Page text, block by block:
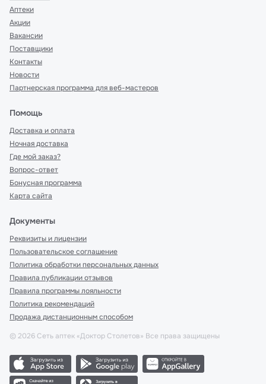
Аптеки
Акции
Вакансии
Поставщики
Контакты
Новости
Партнерская программа для веб-мастеров
Помощь
Доставка и оплата
Ночная доставка
Где мой заказ?
Вопрос-ответ
Бонусная программа
Карта сайта
Документы
Реквизиты и лицензии
Пользовательское соглашение
Политика обработки персональных данных
Правила публикации отзывов
Правила программы лояльности
Политика рекомендаций
Продажа дистанционным способом
© 2026 Сеть аптек «Доктор Столетов» Все права защищены